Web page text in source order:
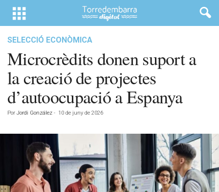
SELECCIÓ ECONÒMICA
Microcrèdits donen suport a
la creació de projectes
d’autoocupació a Espanya
Por Jordi González - 10 de juny de 2026